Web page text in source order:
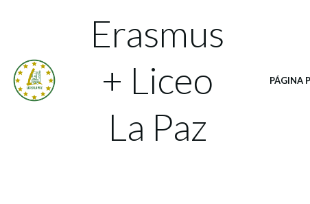
Erasmus
+ Liceo
La Paz
PÁGINA